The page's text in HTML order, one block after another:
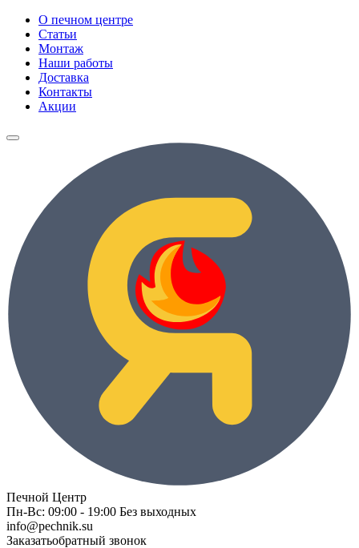
О печном центре
Статьи
Монтаж
Наши работы
Доставка
Контакты
Акции
Печной Центр
Пн-Вс: 09:00 - 19:00 Без выходных
info@pechnik.su
Заказатьобратный звонок